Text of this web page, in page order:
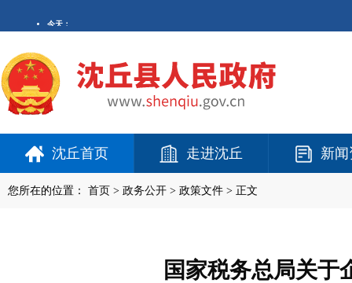
沈丘首页 走进沈丘 新
您所在的位置： 首页 > 政务公开 > 政策文件 > 正文
国家税务总局关于